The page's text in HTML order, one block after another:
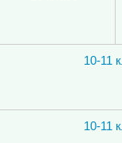
10-11
10-11